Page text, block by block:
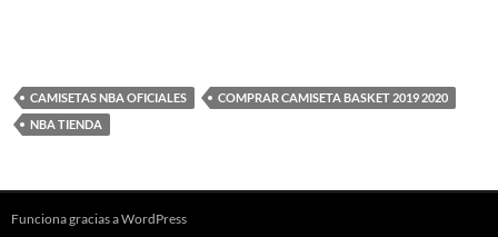
CAMISETAS NBA OFICIALES
COMPRAR CAMISETA BASKET 2019 2020
NBA TIENDA
Funciona gracias a WordPress